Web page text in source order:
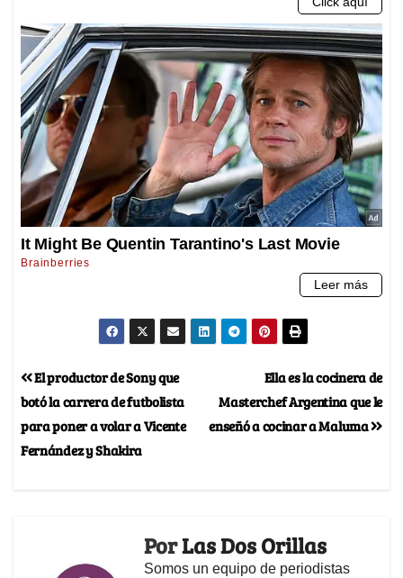
Ella es la cocinera de
Masterchef Argentina que le
enseñó a cocinar a Maluma
El productor de Sony que
botó la carrera de futbolista
para poner a volar a Vicente
Fernández y Shakira
PorLas Dos Orillas
Somos un equipo de periodistas